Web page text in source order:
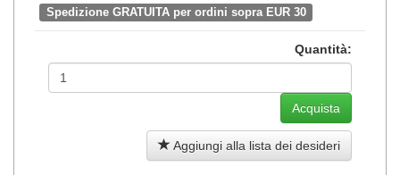
Spedizione GRATUITA per ordini sopra EUR 30
Quantità:
Aggiungi alla lista dei desideri